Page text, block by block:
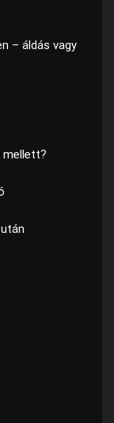
– áldás vagy
mellett?